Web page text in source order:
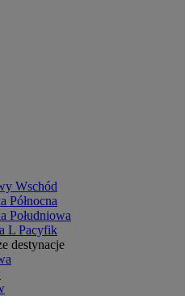
Wschód
Północna
Południowa
L Pacyfik
destynacje